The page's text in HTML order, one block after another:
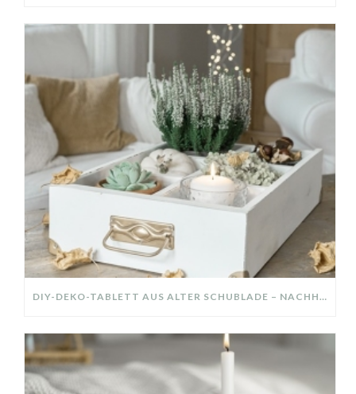
DIY-DEKO-TABLETT AUS ALTER SCHUBLADE – NACHHALTIGE HERBSTDEKO SELBER MACHEN!